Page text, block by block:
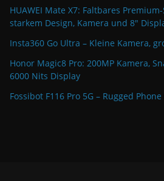
HUAWEI Mate X7: Faltbares
starkem Design, Kamera und 8″
Insta360 Go Ultra – Kleine Kamera,
Honor Magic8 Pro: 200MP Kamera,
6000 Nits Display
Fossibot F116 Pro 5G – Rugged